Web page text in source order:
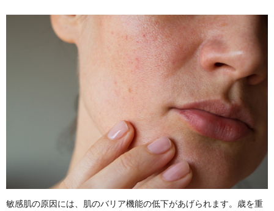
敏感肌の原因には、肌のバリア機能の低下があげられます。歳を重